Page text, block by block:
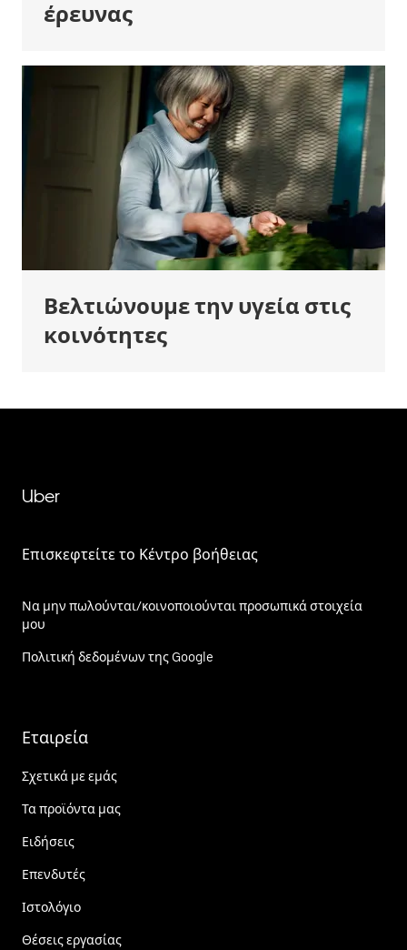
έρευνας
Βελτιώνουμε την υγεία στις
κοινότητες
Uber
Επισκεφτείτε το Κέντρο βοήθειας
Να μην πωλούνται/κοινοποιούνται προσωπικά στοιχεία
μου
Πολιτική δεδομένων της Google
Εταιρεία
Σχετικά με εμάς
Τα προϊόντα μας
Ειδήσεις
Επενδυτές
Ιστολόγιο
Θέσεις εργασίας